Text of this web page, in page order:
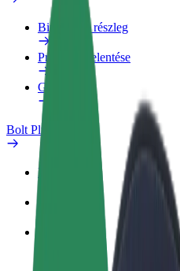
Biztonsági részleg
Probléma jelentése
GYIK
Bolt Plus
Előnyök